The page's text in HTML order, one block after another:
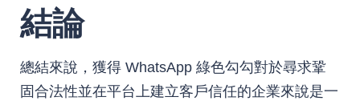
結論
總結來說，獲得 WhatsApp 綠色勾勾對於尋求鞏
固合法性並在平台上建立客戶信任的企業來說是一